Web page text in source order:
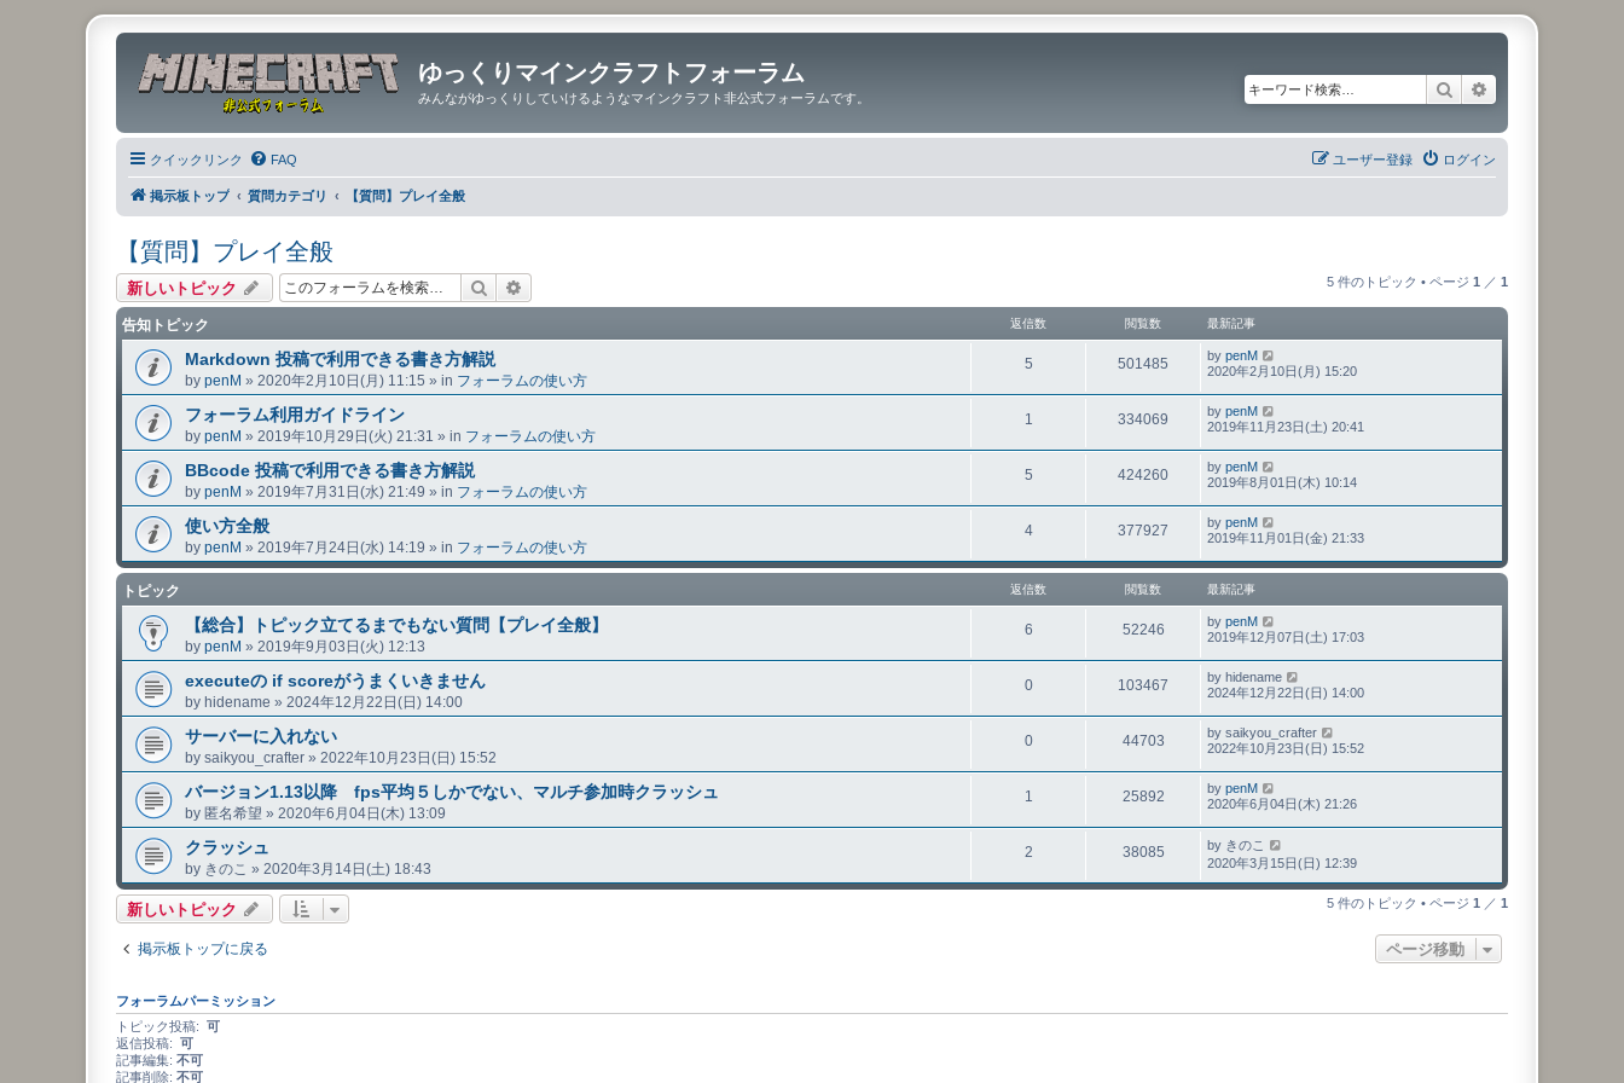
ゆっくりマインクラフトフォーラム
みんながゆっくりしていけるようなマインクラフト非公式フォーラムです。 検索
クイックリンク FAQ ログイン
ユーザー登録
掲示板トップ 質問カテゴリ 【質問】プレイ全般
【質問】プレイ全般
新しいトピック 検索 5 件のトピック • ページ 1 ／ 1
告知トピック 返信数 閲覧数 最新記事
Markdown 投稿で利用できる書き方解説
by penM » 2020年2月10日(月) 11:15 » in フォーラムの使い方
5 501485 by penM
2020年2月10日(月) 15:20
フォーラム利用ガイドライン
by penM » 2019年10月29日(火) 21:31 » in フォーラムの使い方
1 334069 by penM
2019年11月23日(土) 20:41
BBcode 投稿で利用できる書き方解説
by penM » 2019年7月31日(水) 21:49 » in フォーラムの使い方
5 424260 by penM
2019年8月01日(木) 10:14
使い方全般
by penM » 2019年7月24日(水) 14:19 » in フォーラムの使い方
4 377927 by penM
2019年11月01日(金) 21:33
トピック 返信数 閲覧数 最新記事
【総合】トピック立てるまでもない質問【プレイ全般】
by penM » 2019年9月03日(火) 12:13
6 52246 by penM
2019年12月07日(土) 17:03
executeの if scoreがうまくいきません
by hidename » 2024年12月22日(日) 14:00
0 103467 by hidename
2024年12月22日(日) 14:00
サーバーに入れない
by saikyou_crafter » 2022年10月23日(日) 15:52
0 44703 by saikyou_crafter
2022年10月23日(日) 15:52
バージョン1.13以降 fps平均５しかでない、マルチ参加時クラッシュ
by 匿名希望 » 2020年6月04日(木) 13:09
1 25892 by penM
2020年6月04日(木) 21:26
クラッシュ
by きのこ » 2020年3月14日(土) 18:43
2 38085 by きのこ
2020年3月15日(日) 12:39
新しいトピック 5 件のトピック • ページ 1 ／ 1
掲示板トップに戻る ページ移動
フォーラムパーミッション
トピック投稿: 可
返信投稿: 可
記事編集: 不可
記事削除: 不可